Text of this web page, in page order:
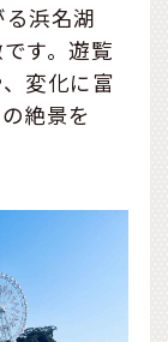
浜名湖
す。遊覧
変化に富
絶景を